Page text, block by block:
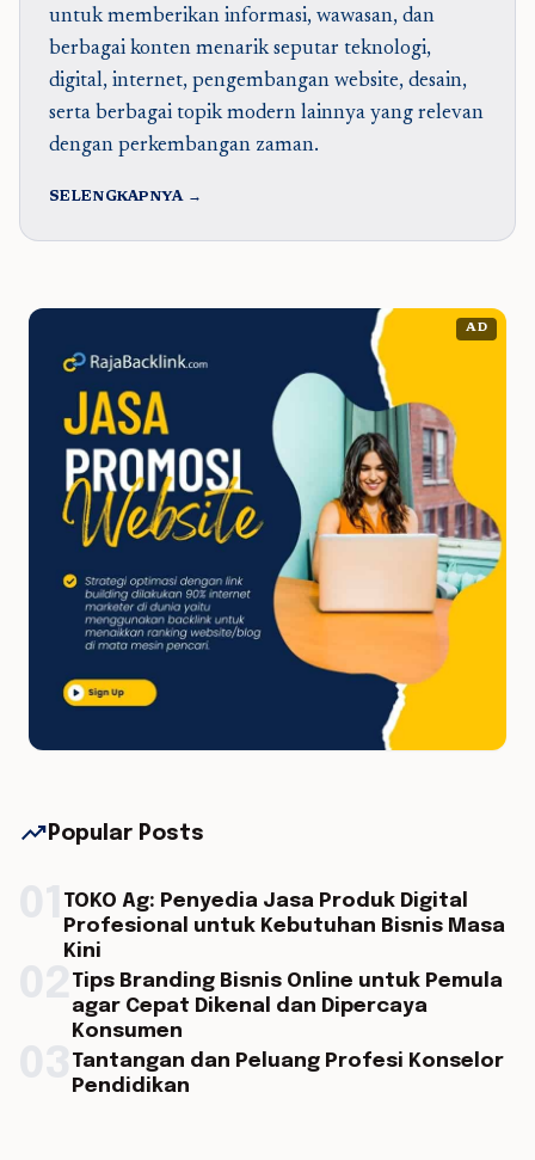
untuk memberikan informasi, wawasan, dan
berbagai konten menarik seputar teknologi,
digital, internet, pengembangan website, desain,
serta berbagai topik modern lainnya yang relevan
dengan perkembangan zaman.
SELENGKAPNYA →
AD
trending_up Popular Posts
TOKO Ag: Penyedia Jasa Produk Digital
Profesional untuk Kebutuhan Bisnis Masa
Kini
Tips Branding Bisnis Online untuk Pemula
agar Cepat Dikenal dan Dipercaya
Konsumen
Tantangan dan Peluang Profesi Konselor
Pendidikan